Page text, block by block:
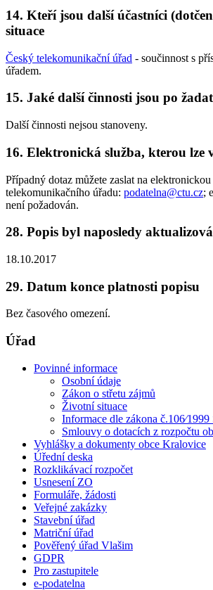
14. Kteří jsou další účastníci
situace
Český telekomunikační úřad - součinnost s
úřadem.
15. Jaké další činnosti jsou po
Další činnosti nejsou stanoveny.
16. Elektronická služba, kterou lze
Případný dotaz můžete zaslat na
telekomunikačního úřadu: podatelna@ctu.cz;
není požadován.
28. Popis byl naposledy
18.10.2017
29. Datum konce platnosti popisu
Bez časového omezení.
Úřad
Povinné informace
Osobní údaje
Zákon o střetu zájmů
Životní situace
Informace dle zákona č.106⁄1999
Smlouvy o dotacích z rozpočtu
Vyhlášky a dokumenty obce Kralovice
Úřední deska
Rozklikávací rozpočet
Usnesení ZO
Formuláře, žádosti
Veřejné zakázky
Stavební úřad
Matriční úřad
Pověřený úřad Vlašim
GDPR
Pro zastupitele
e-podatelna